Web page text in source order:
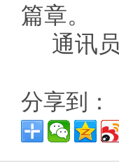
篇章。
通讯
分享到：